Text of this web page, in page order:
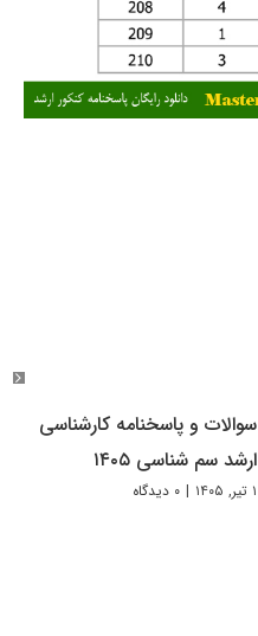
سوالات و پاسخنامه کارشناسی
ارشد سم شناسی ۱۴۰۵
۱ تیر, ۱۴۰۵ | ۰ دیدگاه